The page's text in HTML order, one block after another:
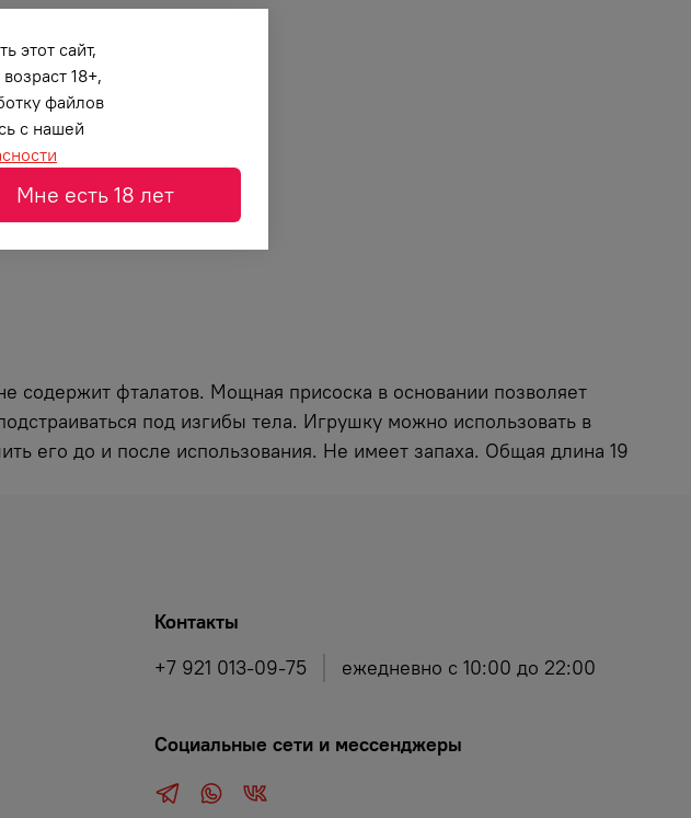
содержит фталатов. Мощная присоска в основании позволяет
под изгибы тела. Игрушку можно использовать в
его до и после использования. Не имеет запаха. Общая длина 19
Контакты
+7 921 013-09-75
ежедневно с 10:00 до 22:00
Социальные сети и мессенджеры
этот сайт,
18+,
файлов
с нашей
Мне есть 18 лет